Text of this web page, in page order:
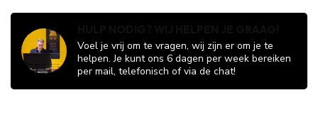
Voel je vrij om te vragen, wij zijn er om je te
helpen. Je kunt ons 6 dagen per week bereiken
per mail, telefonisch of via de chat!